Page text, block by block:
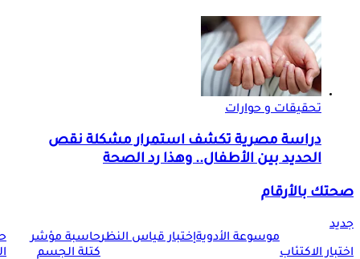
تحقيقات و حوارات
دراسة مصرية تكشف استمرار مشكلة نقص
الحديد بين الأطفال.. وهذا رد الصحة
صحتك بالأرقام
جديد
اختبار الاكتئاب
موسوعة الأدويةإختبار قياس النظرحاسبة مؤشر
كتلة الجسم